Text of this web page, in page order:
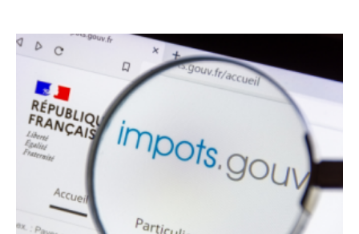
juge
irrecevables
recours
d’associations
contr...
Impôt
revenu
le
d’État
ne